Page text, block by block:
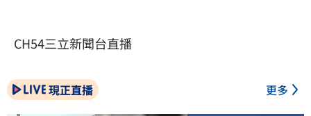
CH54三立新聞台直播
現正直播 更多